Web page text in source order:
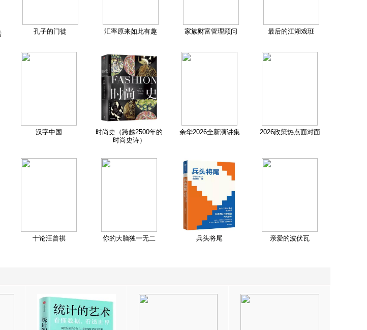
孔子的门徒 汇率原来如此有趣 家族财富管理顾问 最后的江湖戏班
汉字中国
时尚史（跨越2500年的
时尚史诗）
余华2026全新演讲集 2026政策热点面对面
十论汪曾祺 你的大脑独一无二 兵头将尾 亲爱的波伏瓦